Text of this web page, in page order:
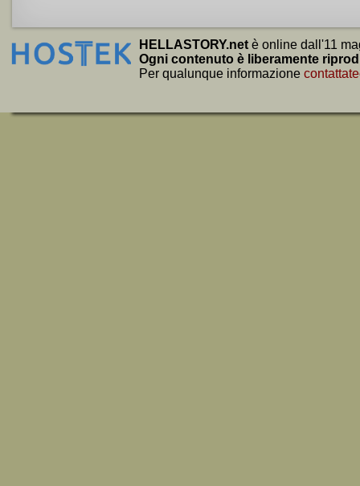
HELLASTORY.net è online dall'11
Ogni contenuto è liberamente
Per qualunque informazione